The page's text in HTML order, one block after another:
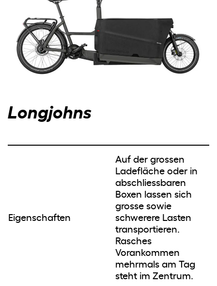
Longjohns
Eigenschaften
Auf der grossen
Ladefläche oder in
abschliessbaren
Boxen lassen sich
grosse sowie
schwerere Lasten
transportieren.
Rasches
Vorankommen
mehrmals am Tag
steht im Zentrum.